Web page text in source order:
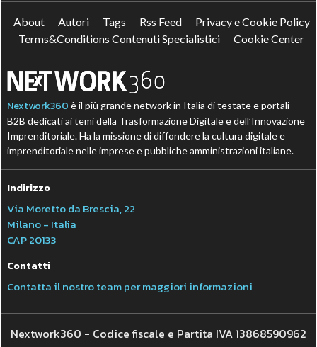
About Autori Tags Rss Feed
Privacy e Cookie Policy
Terms&Conditions Contenuti Specialistici
Cookie Center
Nextwork360 è il più grande network in Italia di testate e portali
B2B dedicati ai temi della Trasformazione Digitale e dell’Innovazione
Imprenditoriale. Ha la missione di diffondere la cultura digitale e
imprenditoriale nelle imprese e pubbliche amministrazioni italiane.
Indirizzo
Via Moretto da Brescia, 22
Milano - Italia
CAP 20133
Contatti
Contatta il nostro team per maggiori informazioni
Nextwork360 - Codice fiscale e Partita IVA 13868590962